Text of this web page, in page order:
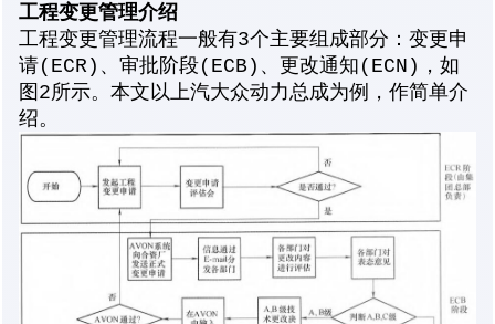
工程变更管理介绍
工程变更管理流程一般有3个主要组成部分：变更申
请(ECR)、审批阶段(ECB)、更改通知(ECN)，如
图2所示。本文以上汽大众动力总成为例，作简单介
绍。